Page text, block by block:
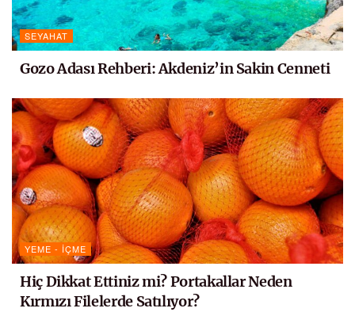
SEYAHAT
Gozo Adası Rehberi: Akdeniz’in Sakin Cenneti
YEME - İÇME
Hiç Dikkat Ettiniz mi? Portakallar Neden
Kırmızı Filelerde Satılıyor?